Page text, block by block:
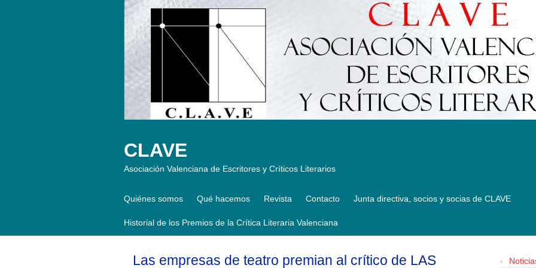
CLAVE
Asociación Valenciana de Escritores y Críticos Literarios
Quiénes somos Qué hacemos Revista Contacto Junta directiva, socios y socias de CLAVE
Historial de los Premios de la Crítica Literaria Valenciana
Las empresas de teatro premian al crítico de LAS